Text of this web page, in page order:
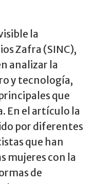
la
Zafra (SINC),
analizar la
y tecnología,
que
En el artículo la
por diferentes
que han
mujeres con la
de